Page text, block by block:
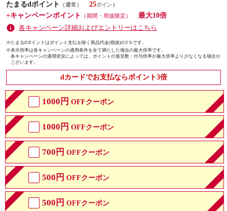
たまるdポイント
（通常）
25
+キャンペーンポイント
（期間・用途限定）
最大10倍
各キャンペーン詳細およびエントリーはこちら
※たまるdポイントはポイント支払を除く商品代金(税抜)の1％です。
※表示倍率は各キャンペーンの適用条件を全て満たした場合の最大倍率です。
各キャンペーンの適用状況によっては、ポイントの進呈数・付与倍率が最大倍率より少なくなる場合が
ございます。
dカードでお支払ならポイント3倍
1000円 OFFクーポン
1000円 OFFクーポン
700円 OFFクーポン
500円 OFFクーポン
500円 OFFクーポン